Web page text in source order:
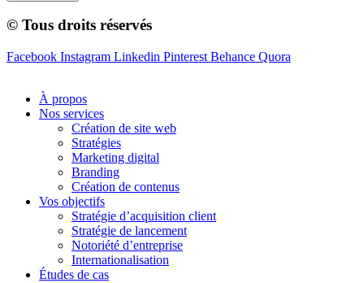
© Tous droits réservés
Facebook Instagram Linkedin Pinterest Behance Quora
À propos
Nos services
Création de site web
Stratégies
Marketing digital
Branding
Création de contenus
Vos objectifs
Stratégie d’acquisition client
Stratégie de lancement
Notoriété d’entreprise
Internationalisation
Études de cas